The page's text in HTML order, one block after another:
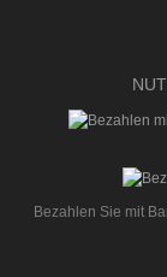
Bezahlen Sie mit